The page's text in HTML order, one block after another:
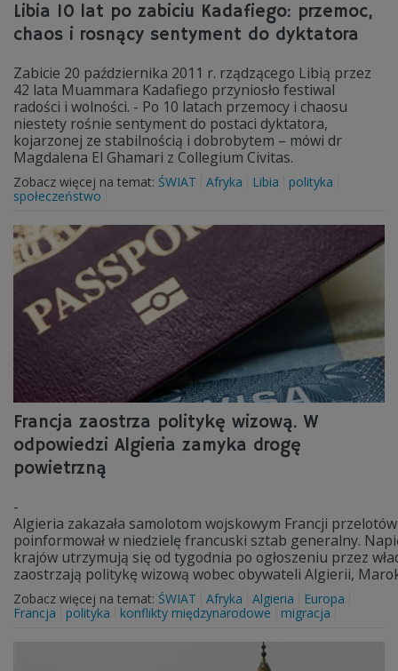
Libia 10 lat po zabiciu Kadafiego: przemoc,
chaos i rosnący sentyment do dyktatora
Zabicie 20 października 2011 r. rządzącego Libią przez
42 lata Muammara Kadafiego przyniosło festiwal
radości i wolności. - Po 10 latach przemocy i chaosu
niestety rośnie sentyment do postaci dyktatora,
kojarzonej ze stabilnością i dobrobytem – mówi dr
Magdalena El Ghamari z Collegium Civitas.
Zobacz więcej na temat: ŚWIAT Afryka Libia
polityka
społeczeństwo
Francja zaostrza politykę wizową. W
odpowiedzi Algieria zamyka drogę
powietrzną
-
Algieria zakazała samolotom wojskowym Francji
poinformował w niedzielę francuski sztab generalny.
krajów utrzymują się od tygodnia po ogłoszeniu przez
zaostrzają politykę wizową wobec obywateli Algierii,
Zobacz więcej na temat: ŚWIAT Afryka Algieria
Europa
Francja
polityka konflikty międzynarodowe migracja